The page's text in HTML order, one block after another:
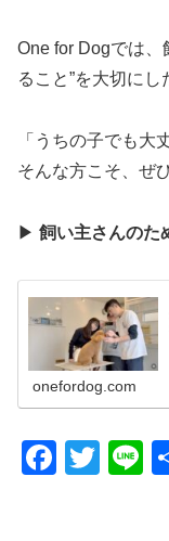
One for Dogでは、
ること”を大切にし
「うちの子でも大
そんな方こそ、ぜ
▶ 飼い主さんのた
onefordog.com
F
T
Li